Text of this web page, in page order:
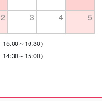
2 3 4 5
～16:30）
～15:00）